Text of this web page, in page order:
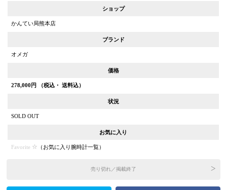
ショップ
かんてい局熊本店
ブランド
オメガ
価格
278,000 円 （税込・ 送料込）
状況
SOLD OUT
お気に入り
Favorite （お気に入り腕時計一覧）
売り切れ／掲載終了